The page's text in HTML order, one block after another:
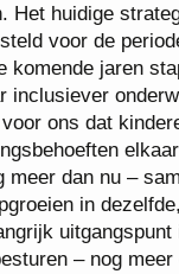
Het huidige
voor de
komende jaren
naar inclusiever
betekent voor
en – nog meer
spelen en
omgeving. Een
scholen en